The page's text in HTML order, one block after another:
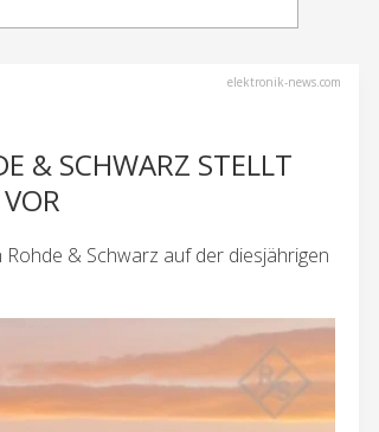
elektronik-news.com
& SCHWARZ STELLT
& Schwarz auf der diesjährigen